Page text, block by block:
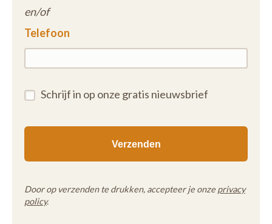
en/of
Telefoon
Schrijf in op onze gratis nieuwsbrief
Door op verzenden te drukken, accepteer je onze privacy
policy.